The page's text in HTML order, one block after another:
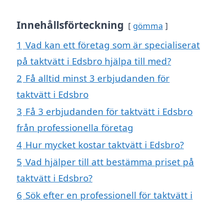
Innehållsförteckning gömma
1 Vad kan ett företag som är specialiserat
på taktvätt i Edsbro hjälpa till med?
2 Få alltid minst 3 erbjudanden för
taktvätt i Edsbro
3 Få 3 erbjudanden för taktvätt i Edsbro
från professionella företag
4 Hur mycket kostar taktvätt i Edsbro?
5 Vad hjälper till att bestämma priset på
taktvätt i Edsbro?
6 Sök efter en professionell för taktvätt i